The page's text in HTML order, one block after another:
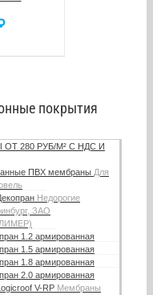
покрытия
ОТ 280 РУБ/М² С НДС И
ПВХ мембраны Для
Недорогие
ЗАО
1.2 армированная
1.5 армированная
1.8 армированная
2.0 армированная
V-RP Мембраны